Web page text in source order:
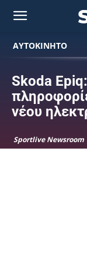
ΑΥΤΟΚΙΝΗΤΟ
Skoda
νέου
Sportlive Newsroom